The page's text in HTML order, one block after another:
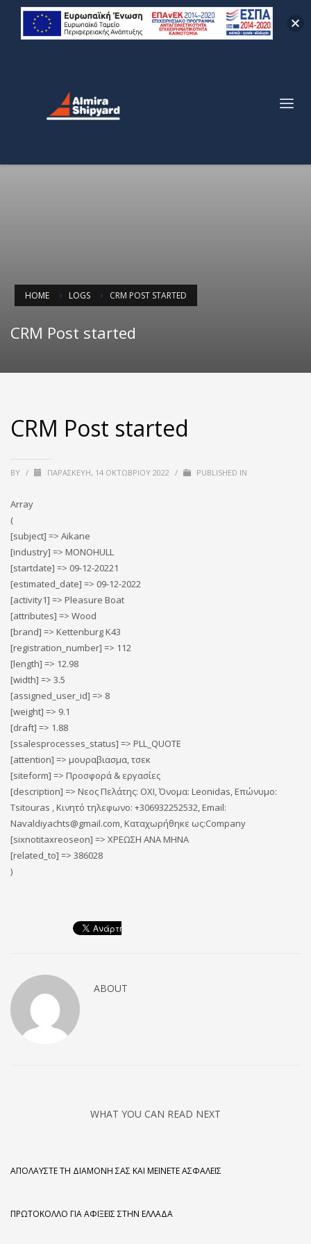
HOME LOGS CRM POST STARTED
CRM Post started
CRM Post started
BY / ΠΑΡΑΣΚΕΥΉ, 14 ΟΚΤΩΒΡΊΟΥ 2022 / PUBLISHED IN
Array
(
[subject] => Aikane
[industry] => MONOHULL
[startdate] => 09-12-20221
[estimated_date] => 09-12-2022
[activity1] => Pleasure Boat
[attributes] => Wood
[brand] => Kettenburg K43
[registration_number] => 112
[length] => 12.98
[width] => 3.5
[assigned_user_id] => 8
[weight] => 9.1
[draft] => 1.88
[ssalesprocesses_status] => PLL_QUOTE
[attention] => μουραβιασμα, τσεκ
[siteform] => Προσφορά & εργασίες
[description] => Νεος Πελάτης: ΟΧΙ, Όνομα: Leonidas, Επώνυμο:
Tsitouras , Κινητό τηλεφωνο: +306932252532, Email:
Navaldiyachts@gmail.com, Καταχωρήθηκε ως:Company
[sixnotitaxreoseon] => ΧΡΕΩΣΗ ΑΝΑ ΜΗΝΑ
[related_to] => 386028
)
ABOUT
WHAT YOU CAN READ NEXT
ΑΠΟΛΑΎΣΤΕ ΤΗ ΔΙΑΜΟΝΉ ΣΑΣ ΚΑΙ ΜΕΊΝΕΤΕ ΑΣΦΑΛΕΊΣ
ΠΡΩΤΌΚΟΛΛΟ ΓΙΑ ΑΦΊΞΕΙΣ ΣΤΗΝ ΕΛΛΆΔΑ